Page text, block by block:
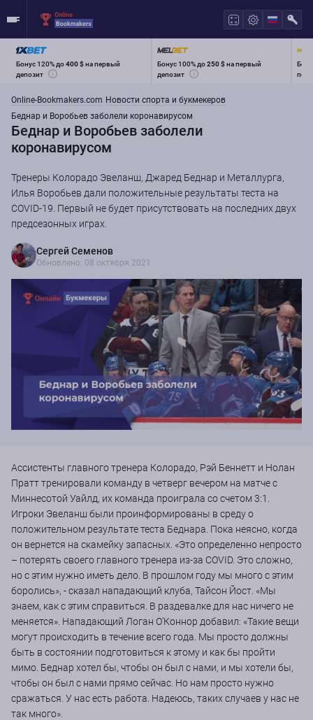
Бонус 120% до400 $на первый
депозит
Бонус 100% до250 $на первый
депозит
Online-Bookmakers.com Новости спорта и букмекеров
Беднар и Воробьев заболели коронавирусом
Беднар и Воробьев заболели
коронавирусом
Тренеры Колорадо Эвеланш, Джаред Беднар и Металлурга,
Илья Воробьев дали положительные результаты теста на
COVID-19. Первый не будет присутствовать на последних двух
предсезонных играх.
Сергей Семенов
Обновлено: 08 октября 2021
Ассистенты главного тренера Колорадо, Рэй Беннетт и Нолан
Пратт тренировали команду в четверг вечером на матче с
Миннесотой Уайлд, их команда проиграла со счетом 3:1.
Игроки Эвеланш были проинформированы в среду о
положительном результате теста Беднара. Пока неясно, когда
он вернется на скамейку запасных. «Это определенно непросто
– потерять своего главного тренера из-за COVID. Это сложно,
но с этим нужно иметь дело. В прошлом году мы много с этим
боролись», - сказал нападающий клуба, Тайсон Йост. «Мы
знаем, как с этим справиться. В раздевалке для нас ничего не
меняется». Нападающий Логан О’Коннор добавил: «Такие вещи
могут происходить в течение всего года. Мы просто должны
быть в состоянии подготовиться к этому и как бы пройти
мимо. Беднар хотел бы, чтобы он был с нами, и мы хотели бы,
чтобы он был с нами прямо сейчас. Но нам просто нужно
сражаться. У нас есть работа. Надеюсь, таких случаев у нас не
так много».